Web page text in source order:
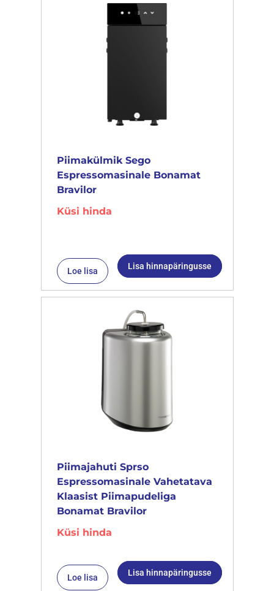
Piimakülmik Sego
Espressomasinale Bonamat
Bravilor
Küsi hinda
Loe lisa Lisa hinnapäringusse
Piimajahuti Sprso
Espressomasinale Vahetatava
Klaasist Piimapudeliga
Bonamat Bravilor
Küsi hinda
Loe lisa Lisa hinnapäringusse